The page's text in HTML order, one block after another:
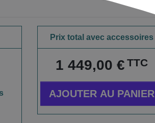
Prix total avec accessoires
1 449,00 € TTC
AJOUTER AU PANIER